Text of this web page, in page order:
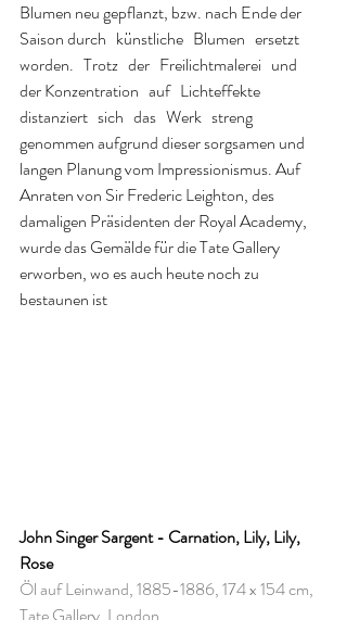
Blumen neu gepflanzt, bzw. nach Ende der
Saison durch   künstliche   Blumen   ersetzt
worden.   Trotz   der   Freilichtmalerei   und
der Konzentration   auf   Lichteffekte
distanziert   sich   das   Werk   streng
genommen aufgrund dieser sorgsamen und
langen Planung vom Impressionismus. Auf
Anraten von Sir Frederic Leighton, des
damaligen Präsidenten der Royal Academy,
wurde das Gemälde für die Tate Gallery
erworben, wo es auch heute noch zu
bestaunen ist
John Singer Sargent - Carnation, Lily, Lily,
Rose
Öl auf Leinwand, 1885-1886, 174 x 154 cm,